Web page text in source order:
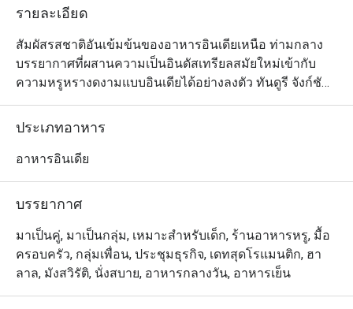
รายละเอียด
สัมผัสรสชาติอันเข้มข้นของอาหารอินเดียเหนือ ท่ามกลาง
บรรยากาศที่ผสานความเป็นอินดัสเทรียลสมัยใหม่เข้ากับ
ความหรูหรางดงามแบบอินเดียได้อย่างลงตัว ทันดูรี จังก์ชัน
ฮาลาล คือร้านอาหารอินเดียที่ครองใจเหล่านักชิมในฮ่องกง
มายาวนานกว่าสามทศวรรษ และตอนนี้ยังได้ยกระดับ
นิ่งที่ โรงแรม นิกโก้ (ทองหล่อ) อีกด้วย
เพิ่มบรรยากาศหรูหราและน่าประทับใจยิ่งขึ้น
ประเภทอาหาร
อาหารอินเดีย
บรรยากาศ
มาเป็นคู่, มาเป็นกลุ่ม, เหมาะสำหรับเด็ก, ร้านอาหารหรู, มื้อ
ครอบครัว, กลุ่มเพื่อน, ประชุมธุรกิจ, เดทสุดโรแมนติก, ฮา
ลาล, มังสวิรัติ, นั่งสบาย, อาหารกลางวัน, อาหารเย็น